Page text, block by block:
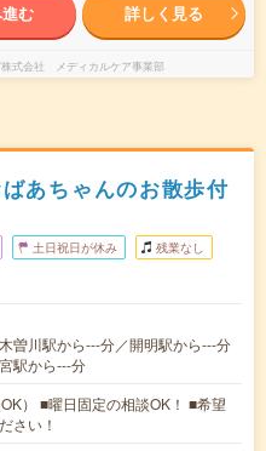
む 詳しく見る
株式会社 メディカルケア事業部
あちゃんのお散歩付
土日祝日が休み 残業なし
曽川駅から---分／開明駅から---分
駅から---分
） ■曜日固定の相談OK！ ■希望
さい！